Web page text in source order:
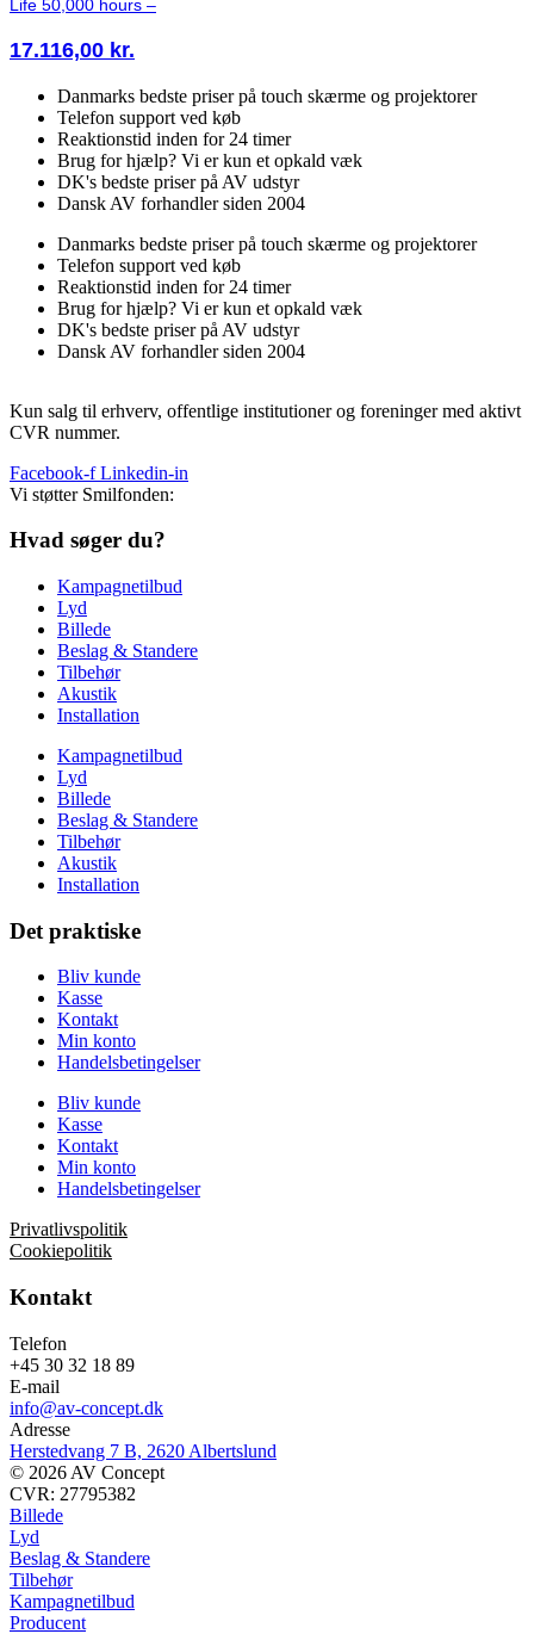
Life 50,000 hours –
17.116,00 kr.
Danmarks bedste priser på touch skærme og projektorer
Telefon support ved køb
Reaktionstid inden for 24 timer
Brug for hjælp? Vi er kun et opkald væk
DK's bedste priser på AV udstyr
Dansk AV forhandler siden 2004
Danmarks bedste priser på touch skærme og projektorer
Telefon support ved køb
Reaktionstid inden for 24 timer
Brug for hjælp? Vi er kun et opkald væk
DK's bedste priser på AV udstyr
Dansk AV forhandler siden 2004
Kun salg til erhverv, offentlige institutioner og foreninger med aktivt
CVR nummer.
Facebook-f Linkedin-in
Vi støtter Smilfonden:
Hvad søger du?
Kampagnetilbud
Lyd
Billede
Beslag & Standere
Tilbehør
Akustik
Installation
Kampagnetilbud
Lyd
Billede
Beslag & Standere
Tilbehør
Akustik
Installation
Det praktiske
Bliv kunde
Kasse
Kontakt
Min konto
Handelsbetingelser
Bliv kunde
Kasse
Kontakt
Min konto
Handelsbetingelser
Privatlivspolitik
Cookiepolitik
Kontakt
Telefon
+45 30 32 18 89
E-mail
info@av-concept.dk
Adresse
Herstedvang 7 B, 2620 Albertslund
© 2026 AV Concept
CVR: 27795382
Billede
Lyd
Beslag & Standere
Tilbehør
Kampagnetilbud
Producent